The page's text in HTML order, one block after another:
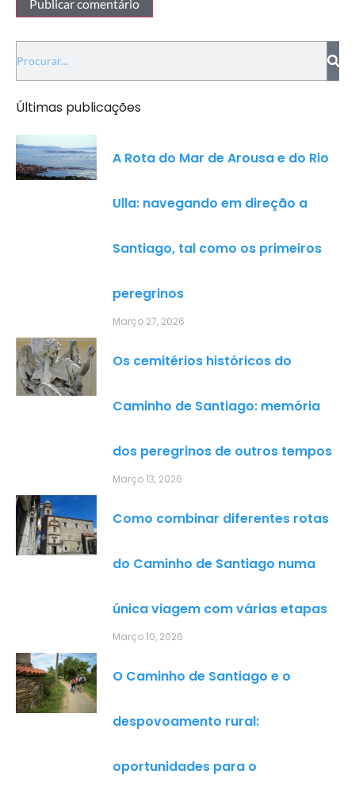
Últimas publicações
A Rota do Mar de Arousa e do Rio
Ulla: navegando em direção a
Santiago, tal como os primeiros
peregrinos
Março 27, 2026
Os cemitérios históricos do
Caminho de Santiago: memória
dos peregrinos de outros tempos
Março 13, 2026
Como combinar diferentes rotas
do Caminho de Santiago numa
única viagem com várias etapas
Março 10, 2026
O Caminho de Santiago e o
despovoamento rural:
oportunidades para o